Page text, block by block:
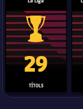
Trofeu de la
29
TÍTOLS